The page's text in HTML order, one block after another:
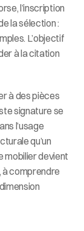
l’inscription
la sélection :
L’objectif
à la citation
à des pièces
signature se
l’usage
qu’un
mobilier devient
à comprendre